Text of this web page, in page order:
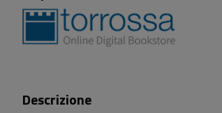
Descrizione